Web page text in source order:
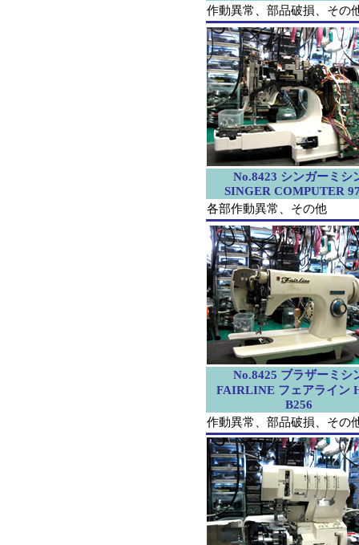
作動異常、部品破損、その
No.8423 シンガーミシ
SINGER COMPUTER
各部作動異常、その他
No.8425 ブラザーミシ
FAIRLINE フェアライン
B256
作動異常、部品破損、その